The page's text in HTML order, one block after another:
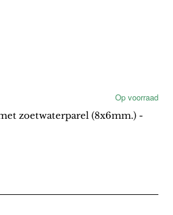
Op voorraad
zoetwaterparel (8x6mm.) -